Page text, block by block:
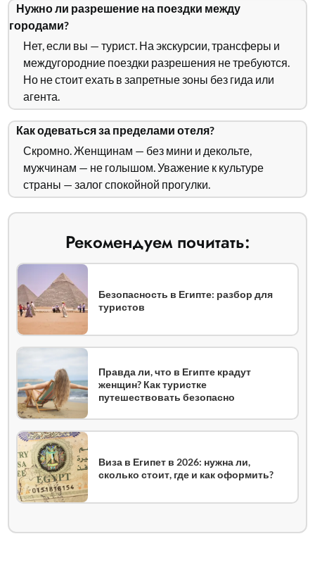
Нужно ли разрешение на поездки между
городами?
Нет, если вы — турист. На экскурсии, трансферы и
междугородние поездки разрешения не требуются.
Но не стоит ехать в запретные зоны без гида или
агента.
Как одеваться за пределами отеля?
Скромно. Женщинам — без мини и декольте,
мужчинам — не голышом. Уважение к культуре
страны — залог спокойной прогулки.
Рекомендуем почитать:
Безопасность в Египте: разбор для
туристов
Правда ли, что в Египте крадут
женщин? Как туристке
путешествовать безопасно
Виза в Египет в 2026: нужна ли,
сколько стоит, где и как оформить?